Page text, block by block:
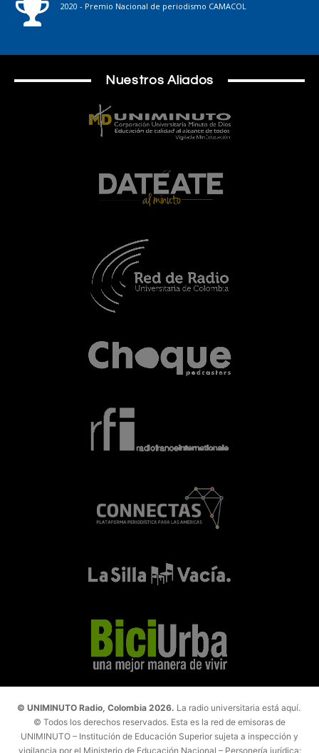
2020 - Premio Nacional de periodismo CAMACOL
Nuestros Aliados
© UNIMINUTO Radio, Colombia 2026. La radio universitaria está aquí.
© Todos los derechos reservados. Esta es la red de emisoras de
UNIMINUTO – Institución de Educación Superior sujeta a inspección y
vigilancia por el Ministerio de Educación Nacional – Personería jurídica: